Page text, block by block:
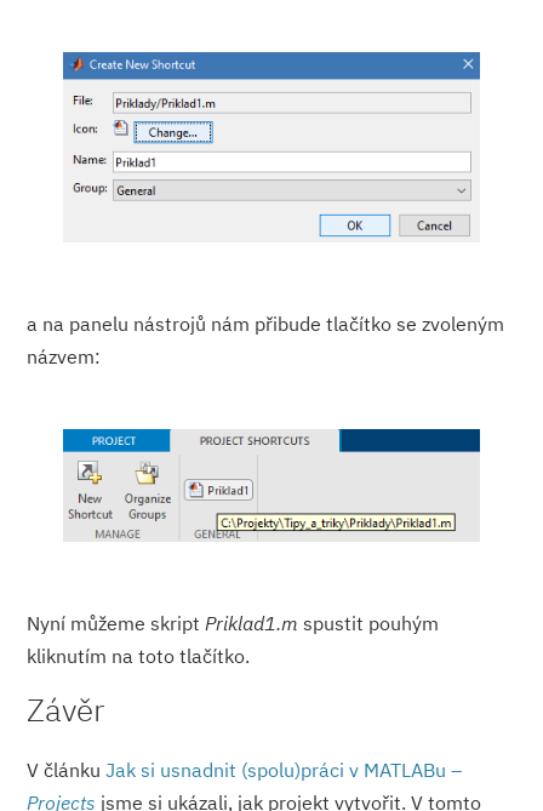
a na panelu nástrojů nám přibude tlačítko se zvoleným
názvem:
Nyní můžeme skriptPriklad1.m spustit pouhým
kliknutím na toto tlačítko.
Závěr
V článkuJak si usnadnit (spolu)práci v MATLABu –
Projects jsme si ukázali, jak projekt vytvořit. V tomto